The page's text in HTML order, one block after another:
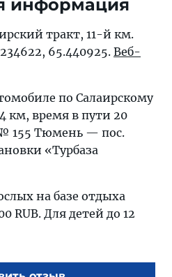
информация
тракт, 11-й км.
65.440925. Веб-
по Салаирскому
км, время в пути 20
155 Тюмень — пос.
«Турбаза
на базе отдыха
RUB. Для детей до 12